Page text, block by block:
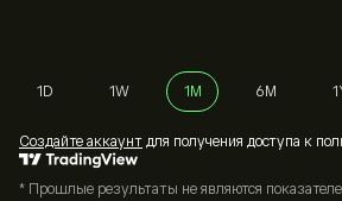
1D 1W 1M 6M
Cоздайте аккаунт для получения доступа к
* Прошлые результаты не являются